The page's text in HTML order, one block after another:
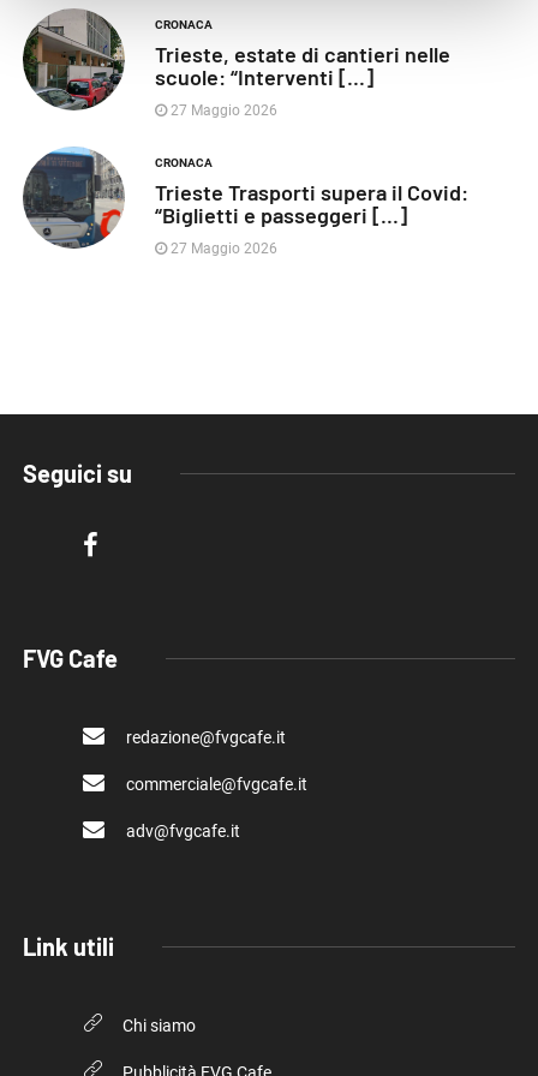
CRONACA
Trieste, estate di cantieri nelle
scuole: “Interventi [...]
27 Maggio 2026
CRONACA
Trieste Trasporti supera il Covid:
“Biglietti e passeggeri [...]
27 Maggio 2026
Seguici su
FVG Cafe
redazione@fvgcafe.it
commerciale@fvgcafe.it
adv@fvgcafe.it
Link utili
Chi siamo